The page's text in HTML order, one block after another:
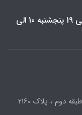
ساعات پاسخگویی تلفنی روزهای عادی 10 الی 19 پنجشنبه 10 الی
تهران، میدان تجریش ، بازار قائم ، طبقه دوم ، پلاک 2160